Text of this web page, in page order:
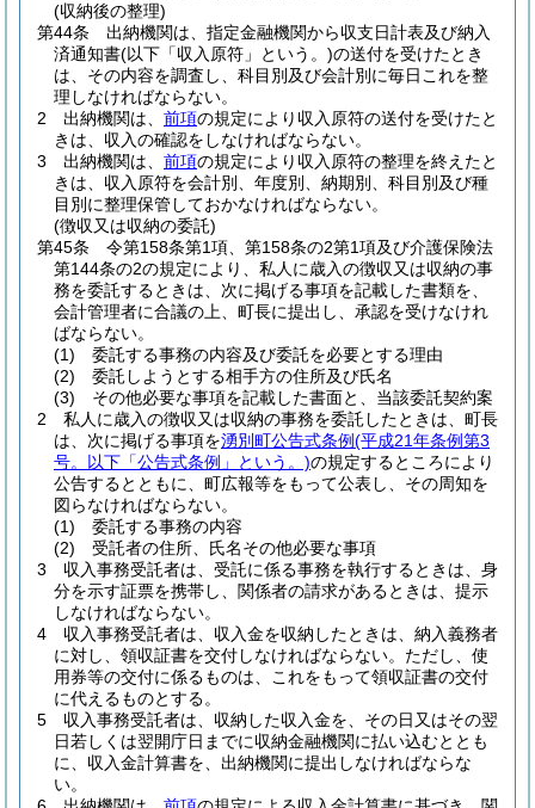
(収納後の整理)
第44条
出納機関は、指定金融機関から収支日計表及び納入
済通知書(以下「収入原符」という。)の送付を受けたとき
は、その内容を調査し、科目別及び会計別に毎日これを整
理しなければならない。
2
出納機関は、 前項の規定により収入原符の送付を受けたと
きは、収入の確認をしなければならない。
3
出納機関は、 前項の規定により収入原符の整理を終えたと
きは、収入原符を会計別、年度別、納期別、科目別及び種
目別に整理保管しておかなければならない。
(徴収又は収納の委託)
第45条
令第158条第1項、第158条の2第1項及び介護保険法
第144条の2の規定により、私人に歳入の徴収又は収納の事
務を委託するときは、次に掲げる事項を記載した書類を、
会計管理者に合議の上、町長に提出し、承認を受けなけれ
ばならない。
(1)
委託する事務の内容及び委託を必要とする理由
(2)
委託しようとする相手方の住所及び氏名
(3)
その他必要な事項を記載した書面と、当該委託契約案
2
私人に歳入の徴収又は収納の事務を委託したときは、町長
は、次に掲げる事項を湧別町公告式条例(平成21年条例第3
号。以下「公告式条例」という。)の規定するところにより
公告するとともに、町広報等をもって公表し、その周知を
図らなければならない。
(1)
委託する事務の内容
(2)
受託者の住所、氏名その他必要な事項
3
収入事務受託者は、受託に係る事務を執行するときは、身
分を示す証票を携帯し、関係者の請求があるときは、提示
しなければならない。
4
収入事務受託者は、収入金を収納したときは、納入義務者
に対し、領収証書を交付しなければならない。 ただし、使
用券等の交付に係るものは、これをもって領収証書の交付
に代えるものとする。
5
収入事務受託者は、収納した収入金を、その日又はその翌
日若しくは翌開庁日までに収納金融機関に払い込むととも
に、収入金計算書を、出納機関に提出しなければならな
い。